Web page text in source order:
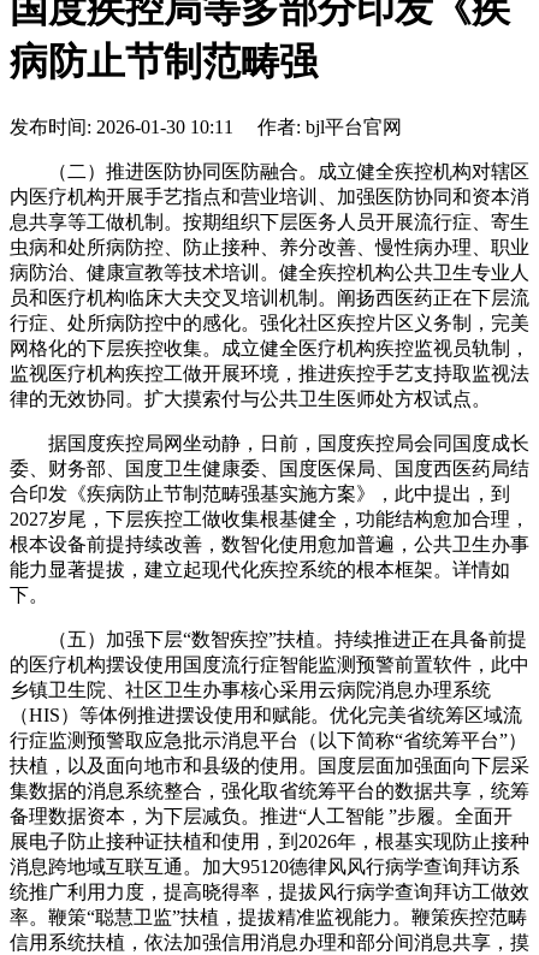
国度疾控局等多部分印发《疾
病防止节制范畴强
发布时间: 2026-01-30 10:11 作者: bjl平台官网
（二）推进医防协同医防融合。成立健全疾控机构对辖区
内医疗机构开展手艺指点和营业培训、加强医防协同和资本消
息共享等工做机制。按期组织下层医务人员开展流行症、寄生
虫病和处所病防控、防止接种、养分改善、慢性病办理、职业
病防治、健康宣教等技术培训。健全疾控机构公共卫生专业人
员和医疗机构临床大夫交叉培训机制。阐扬西医药正在下层流
行症、处所病防控中的感化。强化社区疾控片区义务制，完美
网格化的下层疾控收集。成立健全医疗机构疾控监视员轨制，
监视医疗机构疾控工做开展环境，推进疾控手艺支持取监视法
律的无效协同。扩大摸索付与公共卫生医师处方权试点。
据国度疾控局网坐动静，日前，国度疾控局会同国度成长
委、财务部、国度卫生健康委、国度医保局、国度西医药局结
合印发《疾病防止节制范畴强基实施方案》，此中提出，到
2027岁尾，下层疾控工做收集根基健全，功能结构愈加合理，
根本设备前提持续改善，数智化使用愈加普遍，公共卫生办事
能力显著提拔，建立起现代化疾控系统的根本框架。详情如
下。
（五）加强下层“数智疾控”扶植。持续推进正在具备前提
的医疗机构摆设使用国度流行症智能监测预警前置软件，此中
乡镇卫生院、社区卫生办事核心采用云病院消息办理系统
（HIS）等体例推进摆设使用和赋能。优化完美省统筹区域流
行症监测预警取应急批示消息平台（以下简称“省统筹平台”）
扶植，以及面向地市和县级的使用。国度层面加强面向下层采
集数据的消息系统整合，强化取省统筹平台的数据共享，统筹
备理数据资本，为下层减负。推进“人工智能 ”步履。全面开
展电子防止接种证扶植和使用，到2026年，根基实现防止接种
消息跨地域互联互通。加大95120德律风风行病学查询拜访系
统推广利用力度，提高晓得率，提拔风行病学查询拜访工做效
率。鞭策“聪慧卫监”扶植，提拔精准监视能力。鞭策疾控范畴
信用系统扶植，依法加强信用消息办理和部分间消息共享，摸